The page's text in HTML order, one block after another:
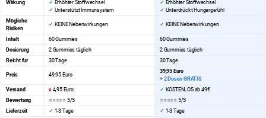
Wirkung
✓ Erhöhter Stoffwechsel
✓ Unterstützt Immunsystem
✓ Erhöhter Stoffwechsel
✓ Unterdrückt Hungergefühl
Mögliche
Risiken
✓ KEINE Nebenwirkungen ✓ KEINE Nebenwirkungen
Inhalt 60 Gummies
60 Gummies
Dosierung
2 Gummies täglich
2 Gummies täglich
Reicht für
30 Tage 30 Tage
Preis 49,95 Euro
39,95 Euro
+ 2 Dosen GRATIS
Versand
x4,95 Euro ✓ KOSTENLOS ab 49€
Bewertung
⭐⭐⭐⭐⭐ 5/5 ⭐⭐⭐⭐⭐ 5/5
Lieferzeit
✓ 1-3 Tage ✓ 1-3 Tage